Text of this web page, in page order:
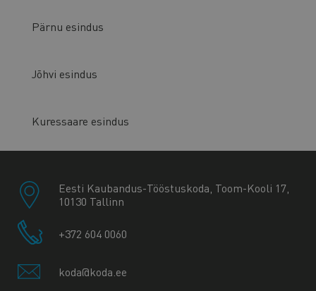
Pärnu esindus
Jõhvi esindus
Kuressaare esindus
Eesti Kaubandus-Tööstuskoda, Toom-Kooli 17,
10130 Tallinn
+372 604 0060
koda@koda.ee